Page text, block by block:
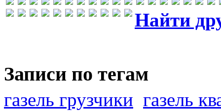
Найти
Записи по тегам
газель грузчики газель